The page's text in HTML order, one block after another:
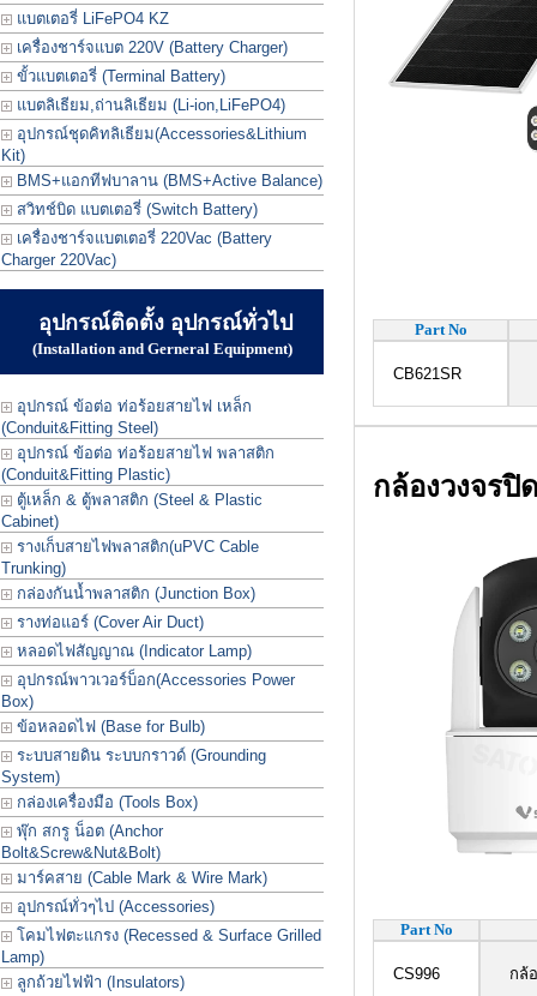
แบตเตอรี่ LiFePO4 KZ
เครื่องชาร์จแบต 220V (Battery Charger)
ขั้วแบตเตอรี่ (Terminal Battery)
แบตลิเธียม,ถ่านลิเธียม (Li-ion,LiFePO4)
อุปกรณ์ชุดคิทลิเธียม(Accessories&Lithium
Kit)
BMS+แอกทีฟบาลาน (BMS+Active Balance)
สวิทช์บิด แบตเตอรี่ (Switch Battery)
เครื่องชาร์จแบตเตอรี่ 220Vac (Battery
Charger 220Vac)
อุปกรณ์ติดตั้ง อุปกรณ์ทั่วไป
(Installation and Gerneral Equipment)
อุปกรณ์ ข้อต่อ ท่อร้อยสายไฟ เหล็ก
(Conduit&Fitting Steel)
อุปกรณ์ ข้อต่อ ท่อร้อยสายไฟ พลาสติก
(Conduit&Fitting Plastic)
ตู้เหล็ก & ตู้พลาสติก (Steel & Plastic
Cabinet)
รางเก็บสายไฟพลาสติก(uPVC Cable
Trunking)
กล่องกันน้ำพลาสติก (Junction Box)
รางท่อแอร์ (Cover Air Duct)
หลอดไฟสัญญาณ (Indicator Lamp)
อุปกรณ์พาวเวอร์บ็อก(Accessories Power
Box)
ข้อหลอดไฟ (Base for Bulb)
ระบบสายดิน ระบบกราวด์ (Grounding
System)
กล่องเครื่องมือ (Tools Box)
พุ๊ก สกรู น็อต (Anchor
Bolt&Screw&Nut&Bolt)
มาร์คสาย (Cable Mark & Wire Mark)
อุปกรณ์ทั่วๆไป (Accessories)
โคมไฟตะแกรง (Recessed & Surface Grilled
Lamp)
ลูกถ้วยไฟฟ้า (Insulators)
Part No
CB621SR
กล้องวงจรปิ
Part No
CS996 กล้อง